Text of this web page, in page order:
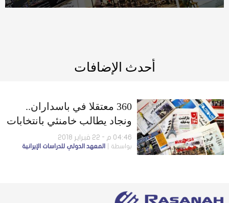
أحدث الإضافات
360 معتقلا في باسداران..
ونجاد يطالب خامنئي بانتخابات
رئاسية عاجلة
04:46 م - 22 فبراير 2018
بواسطة المعهد الدولي للدراسات الإيرانية